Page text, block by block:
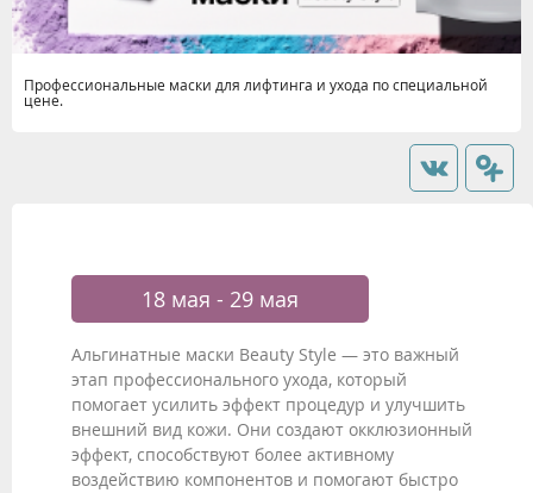
Профессиональные маски для лифтинга и ухода по специальной
цене.
18 мая - 29 мая
Альгинатные маски Beauty Style — это важный
этап профессионального ухода, который
помогает усилить эффект процедур и улучшить
внешний вид кожи. Они создают окклюзионный
эффект, способствуют более активному
воздействию компонентов и помогают быстро